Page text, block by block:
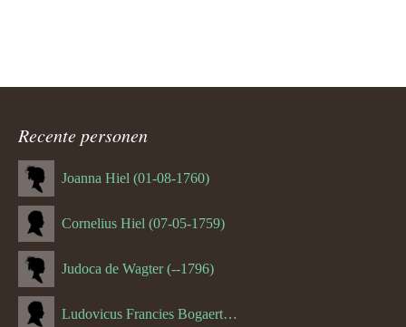
Recente personen
Joanna Hiel (01-08-1760)
Cornelius Hiel (07-05-1759)
Judoca de Wagter (--1796)
Ludovicus Francies Bogaert (--1825)